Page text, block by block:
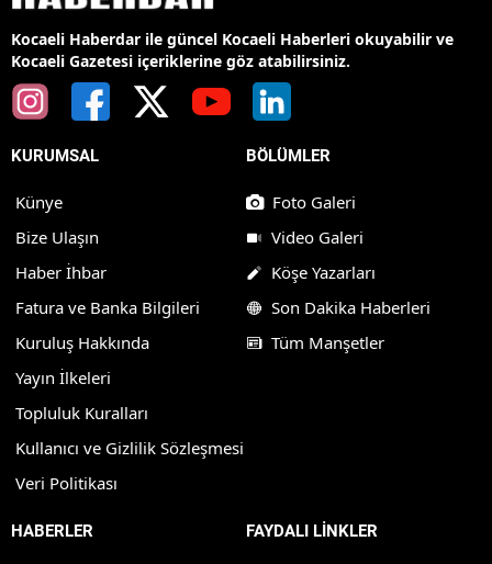
Kocaeli Haberdar ile güncel Kocaeli Haberleri okuyabilir ve
Kocaeli Gazetesi içeriklerine göz atabilirsiniz.
KURUMSAL
Künye
Bize Ulaşın
Haber İhbar
Fatura ve Banka Bilgileri
Kuruluş Hakkında
Yayın İlkeleri
Topluluk Kuralları
Kullanıcı ve Gizlilik Sözleşmesi
Veri Politikası
BÖLÜMLER
Foto Galeri
Video Galeri
Köşe Yazarları
Son Dakika Haberleri
Tüm Manşetler
HABERLER FAYDALI LİNKLER